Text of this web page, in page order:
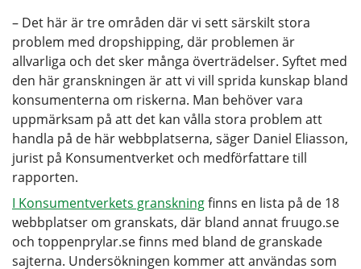
– Det här är tre områden där vi sett särskilt stora
problem med dropshipping, där problemen är
allvarliga och det sker många överträdelser. Syftet med
den här granskningen är att vi vill sprida kunskap bland
konsumenterna om riskerna. Man behöver vara
uppmärksam på att det kan vålla stora problem att
handla på de här webbplatserna, säger Daniel Eliasson,
jurist på Konsumentverket och medförfattare till
rapporten.
I Konsumentverkets granskningfinns en lista på de 18
webbplatser om granskats, där bland annat fruugo.se
och toppenprylar.se finns med bland de granskade
sajterna. Undersökningen kommer att användas som